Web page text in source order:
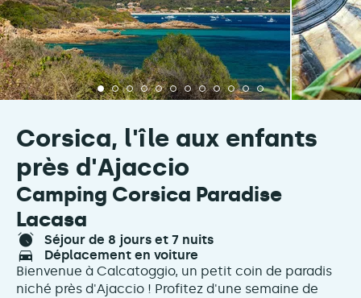
Corsica, l'île aux enfants
près d'Ajaccio
Camping Corsica Paradise
Lacasa
séjour de 8 jours et 7 nuits
déplacement en voiture
Bienvenue à Calcatoggio, un petit coin de paradis
niché près d'Ajaccio ! Profitez d'une semaine de